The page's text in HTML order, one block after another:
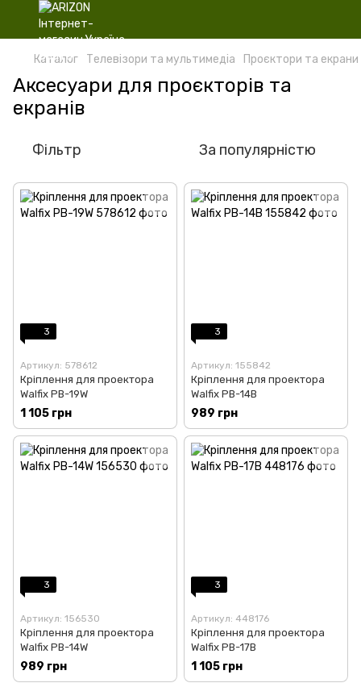
Каталог Телевізори та мультимедіа Проєктори та екрани
Аксесуари для проєкторів та
екранів
Фільтр За популярністю
3
Артикул: 578612
Кріплення для проектора
Walfix PB-19W
1 105 грн
3
Артикул: 155842
Кріплення для проектора
Walfix PB-14B
989 грн
3
Артикул: 156530
Кріплення для проектора
Walfix PB-14W
989 грн
3
Артикул: 448176
Кріплення для проектора
Walfix PB-17B
1 105 грн